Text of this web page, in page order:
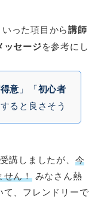
った項目から講師
ッセージを参考にし
意 」「初心者
ると良さそう
講しましたが、 今
せん！みなさん熱
、フレンドリーで